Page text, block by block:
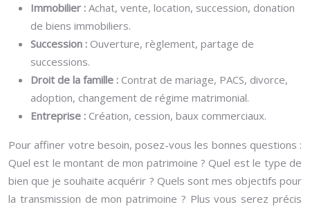
Immobilier : Achat, vente, location, succession, donation
de biens immobiliers.
Succession : Ouverture, règlement, partage de
successions.
Droit de la famille : Contrat de mariage, PACS, divorce,
adoption, changement de régime matrimonial.
Entreprise : Création, cession, baux commerciaux.
Pour affiner votre besoin, posez-vous les bonnes questions :
Quel est le montant de mon patrimoine ? Quel est le type de
bien que je souhaite acquérir ? Quels sont mes objectifs pour
la transmission de mon patrimoine ? Plus vous serez précis